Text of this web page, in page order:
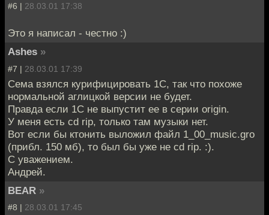
#6 | 28.03.01 17:38
Это я написал - честно :)
Ashes »
#7 | 28.03.01 17:39
Сема взялся курифицировать 1С, так что похоже
нормальной аглицкой версии не будет.
Правда если 1С не выпустит ее в серии origin.
У меня есть cd rip, только там музыки нет.
Вот если бы ктонить выложил файл 1_00_music.gro
(прибл. 150 мб), то был бы уже не cd rip. :).
С уважением.
Андрей.
BEAR »
#8 | 28.03.01 17:45